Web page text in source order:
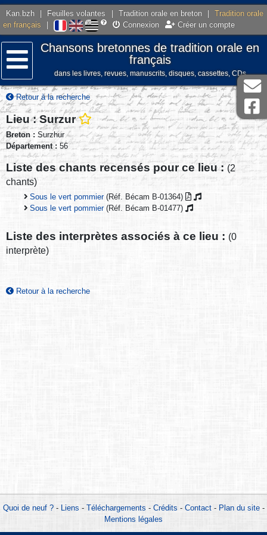
Kan.bzh Feuilles volantes Tradition orale en breton
Tradition orale
en français
Connexion Créer un compte
Menu
Chansons bretonnes de tradition orale en
français
dans les livres, revues, manuscrits, disques, cassettes, CDs
Retour à la recherche
Lieu : Surzur
Breton : Surzhur
Département : 56
Liste des chants recensés pour ce lieu : (2
chants)
Sous le vert pommier (Réf. Bécam B-01364)
Sous le vert pommier(Réf. Bécam B-01477)
Liste des interprètes associés à ce lieu : (0
interprète)
Retour à la recherche
Quoi de neuf ?- Liens - Téléchargements - Crédits - Contact- Plan du site-
Mentions légales